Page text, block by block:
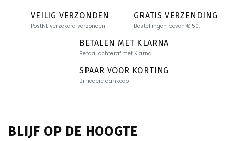
VEILIG VERZONDEN
PostNL verzekerd verzonden
GRATIS VERZENDING
Bestellingen boven € 50,-
BETALEN MET KLARNA
Betaal achteraf met Klarna
SPAAR VOOR KORTING
Bij iedere aankoop
BLIJF OP DE HOOGTE